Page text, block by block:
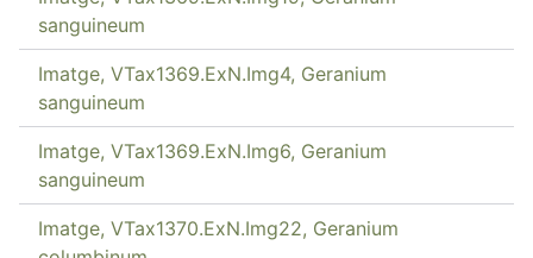
sanguineum
Imatge, VTax1369.ExN.Img4, Geranium
sanguineum
Imatge, VTax1369.ExN.Img6, Geranium
sanguineum
Imatge, VTax1370.ExN.Img22, Geranium